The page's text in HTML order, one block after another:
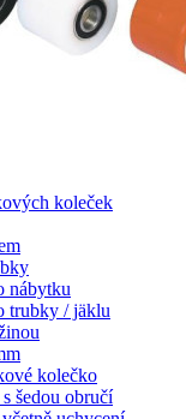
koleček
nábytku
trubky / jäklu
kolečko
šedou obručí